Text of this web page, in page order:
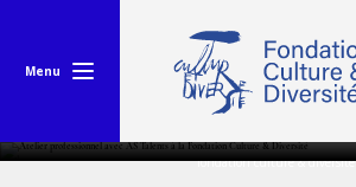
Menu
fondation culture & diversité